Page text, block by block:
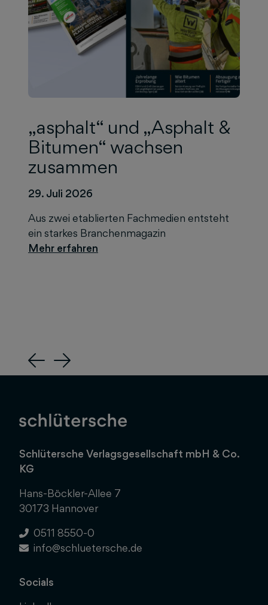
„asphalt“ und „Asphalt &
Bitumen“ wachsen
zusammen
29. Juli 2026
Aus zwei etablierten Fachmedien entsteht
ein starkes Branchenmagazin
Previous
Next
Schlütersche Verlagsgesellschaft mbH & Co.
KG
Hans-Böckler-Allee 7
30173 Hannover
0511 8550-0
info@schluetersche.de
Socials